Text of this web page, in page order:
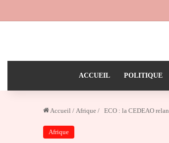
ACCUEIL POLITIQUE
Accueil / Afrique / ECO : la CEDEAO
Afrique